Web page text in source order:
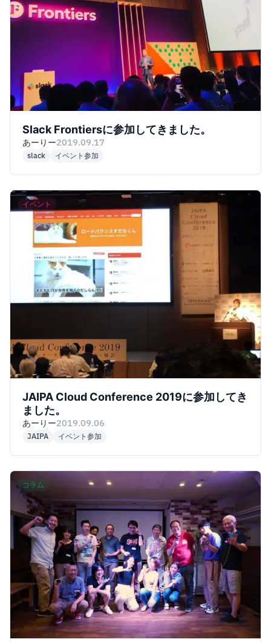
Slack Frontiersに参加してきました。
あーりー2019.09.17
slack イベント参加
イベント
JAIPA Cloud Conference 2019に参加してき
ました。
あーりー2019.09.06
JAIPA イベント参加
コラム